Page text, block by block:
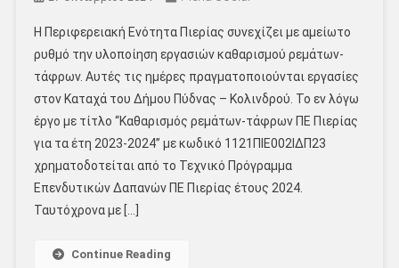
Η Περιφερειακή Ενότητα Πιερίας συνεχίζει με αμείωτο
ρυθμό την υλοποίηση εργασιών καθαρισμού ρεμάτων-
τάφρων. Αυτές τις ημέρες πραγματοποιούνται εργασίες
στον Καταχά του Δήμου Πύδνας – Κολινδρού. Το εν λόγω
έργο με τίτλο “Καθαρισμός ρεμάτων-τάφρων ΠΕ Πιερίας
για τα έτη 2023-2024” με κωδικό 1121ΠΙΕ002ΙΔΠ23
χρηματοδοτείται από το Τεχνικό Πρόγραμμα
Επενδυτικών Δαπανών ΠΕ Πιερίας έτους 2024.
Ταυτόχρονα με […]
Continue Reading